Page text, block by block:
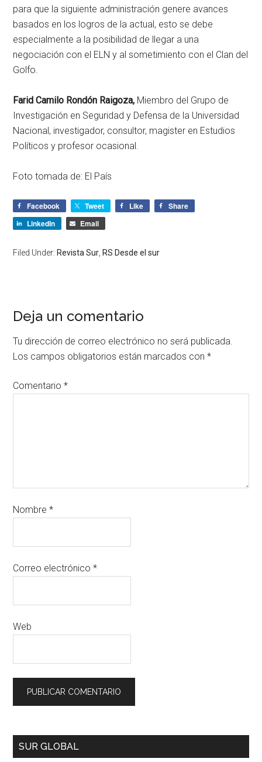
para que la siguiente administración genere avances
basados en los logros de la actual, esto se debe
especialmente a la posibilidad de llegar a una
negociación con el ELN y al sometimiento con el Clan del
Golfo.
Farid Camilo Rondón Raigoza, Miembro del Grupo de
Investigación en Seguridad y Defensa de la Universidad
Nacional, investigador, consultor, magister en Estudios
Políticos y profesor ocasional.
Foto tomada de: El País
Facebook Tweet Like
Share
LinkedIn
Email
Filed Under: Revista Sur RS Desde el sur
Deja un comentario
Tu dirección de correo electrónico no será publicada.
Los campos obligatorios están marcados con*
Comentario*
Nombre*
Correo electrónico*
Web
SUR GLOBAL